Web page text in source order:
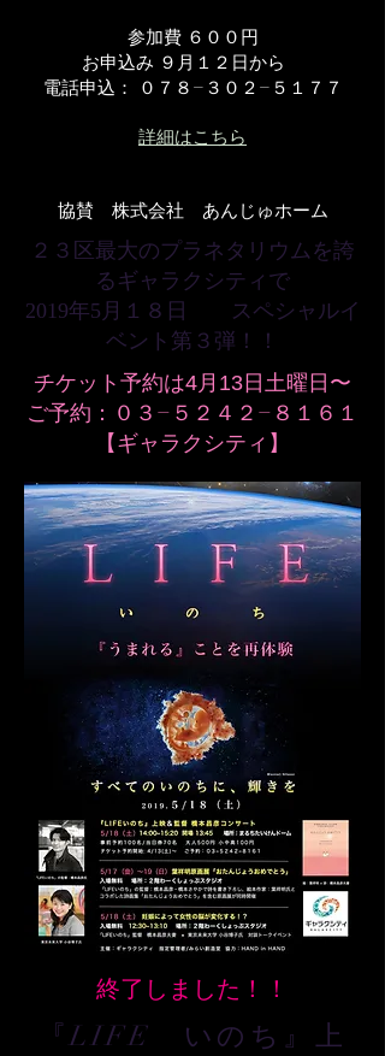
参加費 ６００円
お申込み ９月１２日から
電話申込： ０７８−３０２−５１７７
詳細はこちら
​協賛 株式会社 あんじゅホーム
２３区最大のプラネタリウムを誇
るギャラクシティで
2019年5月１８日 スペシャルイ
ベント第３弾！！
チケット予約は4月13日土曜日〜
​ご予約：０３−５２４２−８１６１
【ギャラクシティ】
​終了しました！！
『LIFE いのち』上